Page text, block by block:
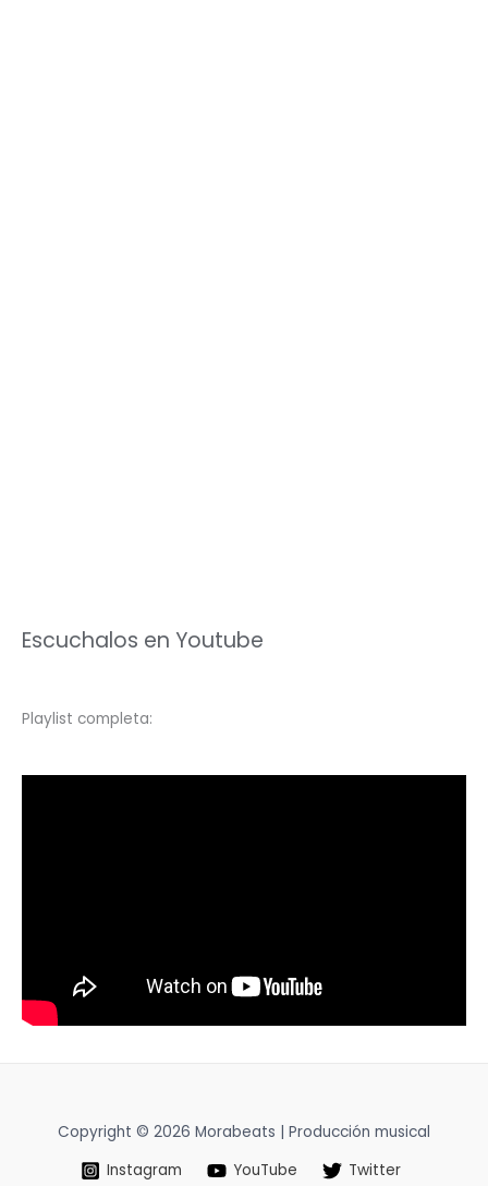
Escuchalos en Youtube
Playlist completa:
Copyright © 2026 Morabeats | Producción musical
Instagram
YouTube Twitter